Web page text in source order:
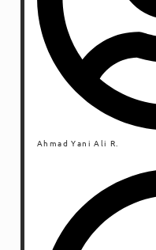
Ahmad Yani Ali R.